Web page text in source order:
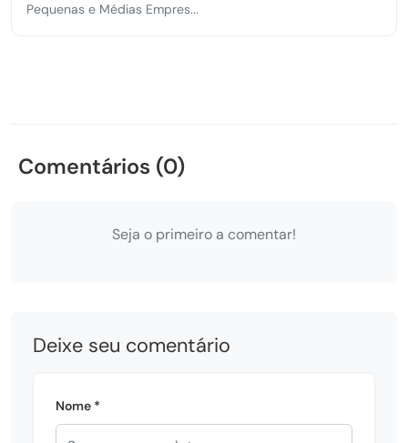
Pequenas e Médias Empres...
Comentários (0)
Seja o primeiro a comentar!
Deixe seu comentário
Nome *